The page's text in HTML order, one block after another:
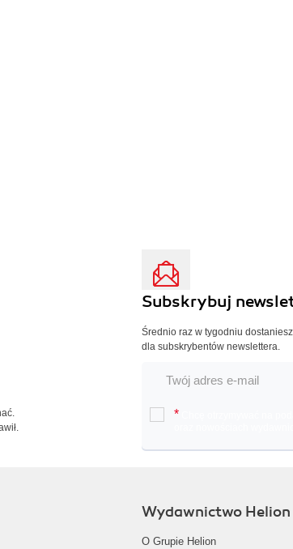
Subskrybuj
Średnio raz w tygodniu
dla subskrybentów newslettera.
*
Wydawnictwo Helion
O Grupie Helion